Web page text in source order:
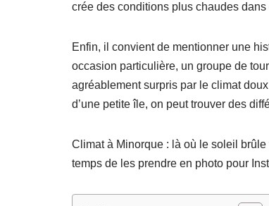
crée des conditions plus chaudes
Enfin, il convient de mentionner une
occasion particulière, un groupe de
agréablement surpris par le climat
d’une petite île, on peut trouver des
Climat à Minorque : là où le soleil
temps de les prendre en photo pour